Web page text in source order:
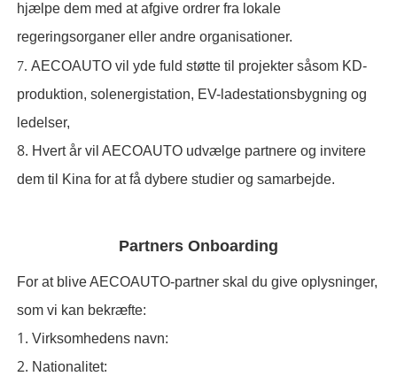
hjælpe dem med at afgive ordrer fra lokale
regeringsorganer eller andre organisationer.
7. AECOAUTO vil yde fuld støtte til projekter såsom KD-
produktion, solenergistation, EV-ladestationsbygning og
ledelser,
8. Hvert år vil AECOAUTO udvælge partnere og invitere
dem til Kina for at få dybere studier og samarbejde.
Partners Onboarding
For at blive AECOAUTO-partner skal du give oplysninger,
som vi kan bekræfte:
1. Virksomhedens navn:
2. Nationalitet: